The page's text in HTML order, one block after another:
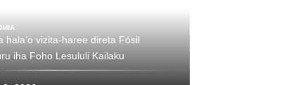
hala’o vizita-haree direta Fósil
iha Foho Lesululi Kailaku